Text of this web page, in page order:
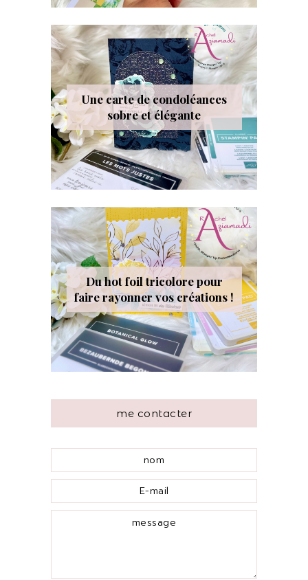
Une carte de condoléances
sobre et élégante
Du hot foil tricolore pour
faire rayonner vos créations !
me contacter